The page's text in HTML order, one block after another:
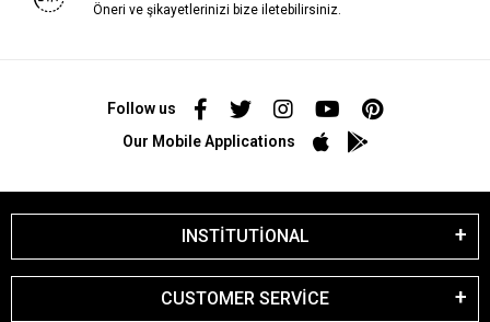
Öneri ve şikayetlerinizi bize iletebilirsiniz.
Follow us
Our Mobile Applications
INSTİTUTİONAL
CUSTOMER SERVİCE